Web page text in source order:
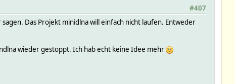
#407
Das Projekt minidlna will einfach nicht laufen. Entweder
wieder gestoppt. Ich hab echt keine Idee mehr